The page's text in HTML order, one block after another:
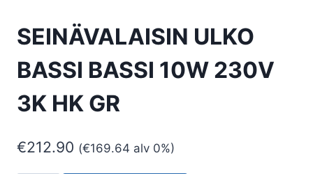
SEINÄVALAISIN ULKO
BASSI BASSI 10W 230V
3K HK GR
€212.90 (€169.64 alv 0%)